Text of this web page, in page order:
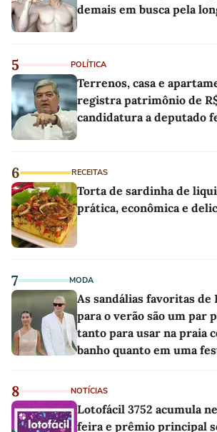
demais em busca pela
5 POLÍTICA
Terrenos, casa e
registra patrimônio de
candidatura a deputado
6 RECEITAS
Torta de sardinha de
prática, econômica e
7 MODA
As sandálias favoritas de
para o verão são um par
tanto para usar na praia
banho quanto em uma
8 NOTÍCIAS
Lotofácil 3752 acumula
feira e prêmio principal